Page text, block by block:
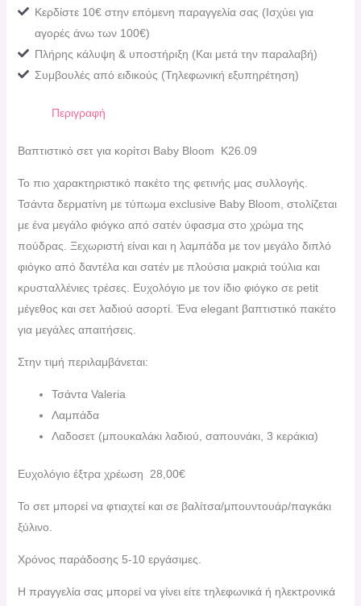
Κερδίστε 10€ στην επόμενη παραγγελία σας (Ισχύει για
αγορές άνω των 100€)
Πλήρης κάλυψη & υποστήριξη (Και μετά την παραλαβή)
Συμβουλές από ειδικούς (Τηλεφωνική εξυπηρέτηση)
Περιγραφή
Βαπτιστικό σετ για κορίτσι Baby Bloom K26.09
Το πιο χαρακτηριστικό πακέτο της φετινής μας συλλογής.
Τσάντα δερματίνη με τύπωμα exclusive Baby Bloom, στολίζεται
με ένα μεγάλο φιόγκο από σατέν ύφασμα στο χρώμα της
πούδρας. Ξεχωριστή είναι και η λαμπάδα με τον μεγάλο διπλό
φιόγκο από δαντέλα και σατέν με πλούσια μακριά τούλια και
κρυσταλλένιες τρέσες. Ευχολόγιο με τον ίδιο φιόγκο σε petit
μέγεθος και σετ λαδιού ασορτί. Ένα elegant βαπτιστικό πακέτο
για μεγάλες απαιτήσεις.
Στην τιμή περιλαμβάνεται:
Τσάντα Valeria
Λαμπάδα
Λαδοσετ (μπουκαλάκι λαδιού, σαπουνάκι, 3 κεράκια)
Ευχολόγιο έξτρα χρέωση 28,00€
Το σετ μπορεί να φτιαχτεί και σε βαλίτσα/μπουντουάρ/παγκάκι
ξύλινο.
Χρόνος παράδοσης 5-10 εργάσιμες.
H πραγγελία σας μπορεί να γίνει είτε τηλεφωνικά ή ηλεκτρονικά